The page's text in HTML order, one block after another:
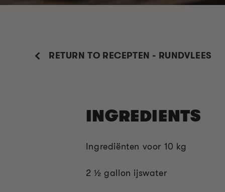
RETURN TO RECEPTEN - RUNDVLEES
INGREDIENTS
Ingrediënten voor 10 kg
2 ½ gallon ijswater